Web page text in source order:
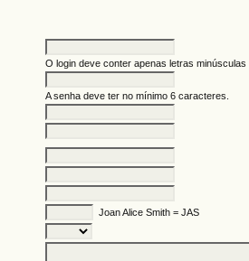
O login deve conter apenas letras
A senha deve ter no mínimo 6 caracteres.
Joan Alice Smith = JAS